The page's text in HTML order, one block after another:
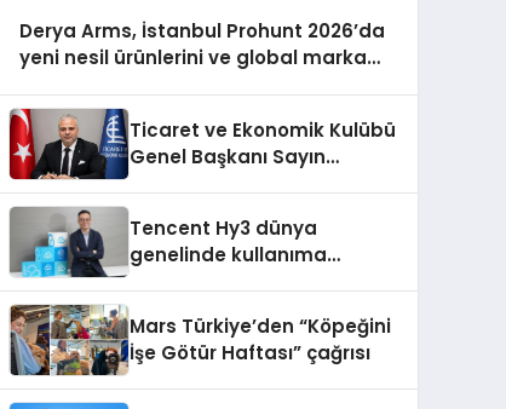
Derya Arms, İstanbul Prohunt 2026’da
yeni nesil ürünlerini ve global marka
Ticaret ve Ekonomik Kulübü
Genel Başkanı Sayın
şunları kaydetti:
Tencent Hy3 dünya
genelinde kullanıma
Mars Türkiye’den “Köpeğini
İşe Götür Haftası” çağrısı